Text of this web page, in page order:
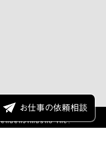
Inc.
お仕事の依頼相談